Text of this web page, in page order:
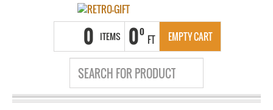
0 ITEMS 00
FT EMPTY CART